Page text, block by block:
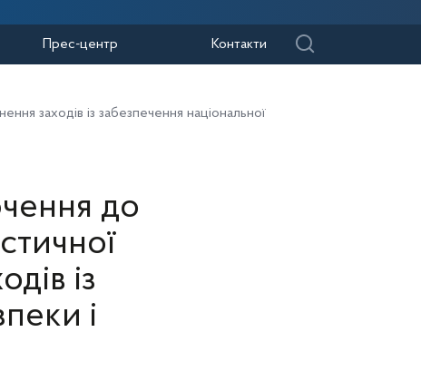
Прес-центр Контакти
заходів із забезпечення національної
до
із
і